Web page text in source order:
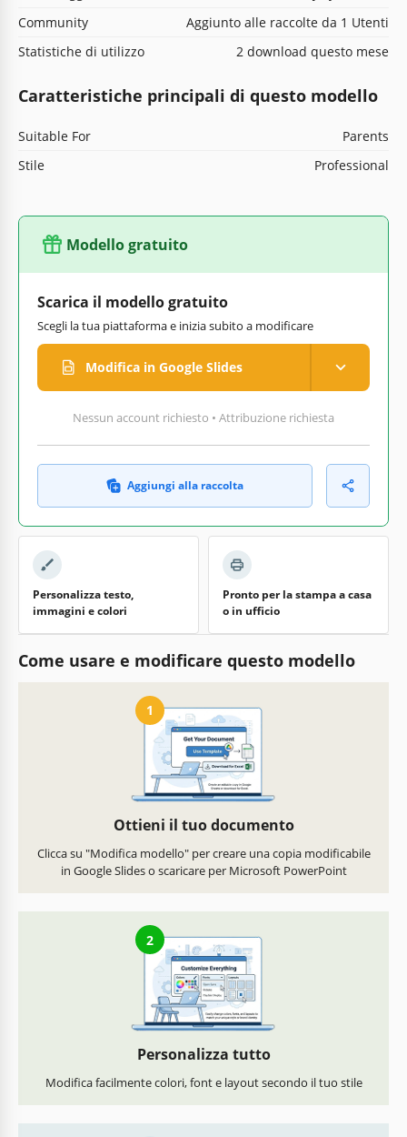
Community
Aggiunto alle raccolte da 1 Utenti
Statistiche di utilizzo
2 download questo mese
Caratteristiche principali di questo modello
Suitable For
Parents
Stile
Professional
Modello gratuito
Scarica il modello gratuito
Scegli la tua piattaforma e inizia subito a modificare
Modifica in Google Slides
Nessun account richiesto • Attribuzione richiesta
Aggiungi alla raccolta
Personalizza testo,
immagini e colori
Pronto per la stampa a casa
o in ufficio
Come usare e modificare questo modello
1
Ottieni il tuo documento
Clicca su "Modifica modello" per creare una copia modificabile
in Google Slides o scaricare per Microsoft PowerPoint
2
Personalizza tutto
Modifica facilmente colori, font e layout secondo il tuo stile